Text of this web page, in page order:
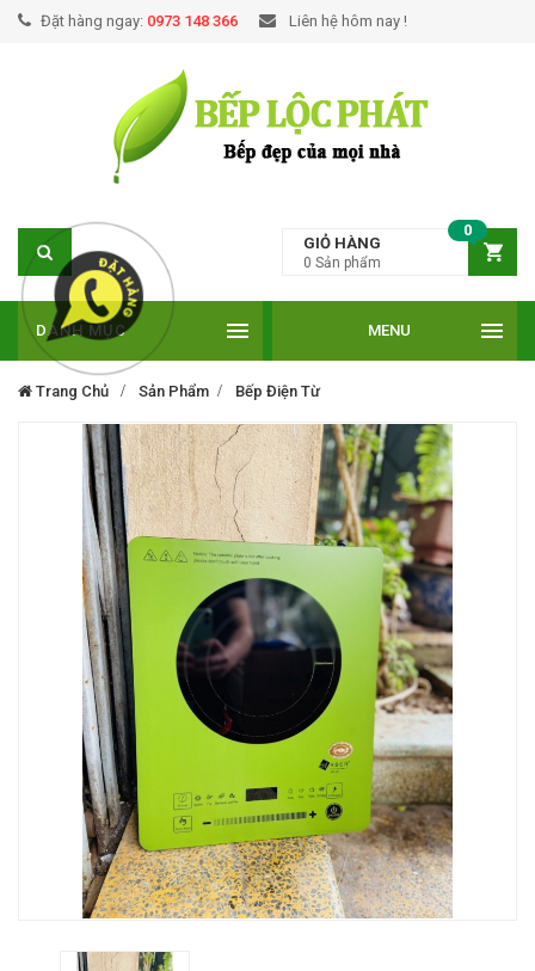
Đặt hàng ngay: 0973 148 366 Liên hệ hôm nay !
GIỎ HÀNG
0
0 Sản phẩm
DANH MỤC MENU
Trang Chủ Sản Phẩm Bếp Điện Từ